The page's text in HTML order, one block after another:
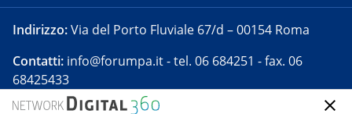
Indirizzo:Via del Porto Fluviale 67/d – 00154 Roma
Contatti: info@forumpa.it- tel. 06 684251 - fax. 06
68425433